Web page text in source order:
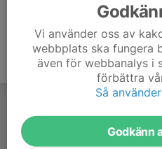
Vi använder oss av
webbplats ska fungera
även för webbanalys i
förbättra
Så
Godkänn